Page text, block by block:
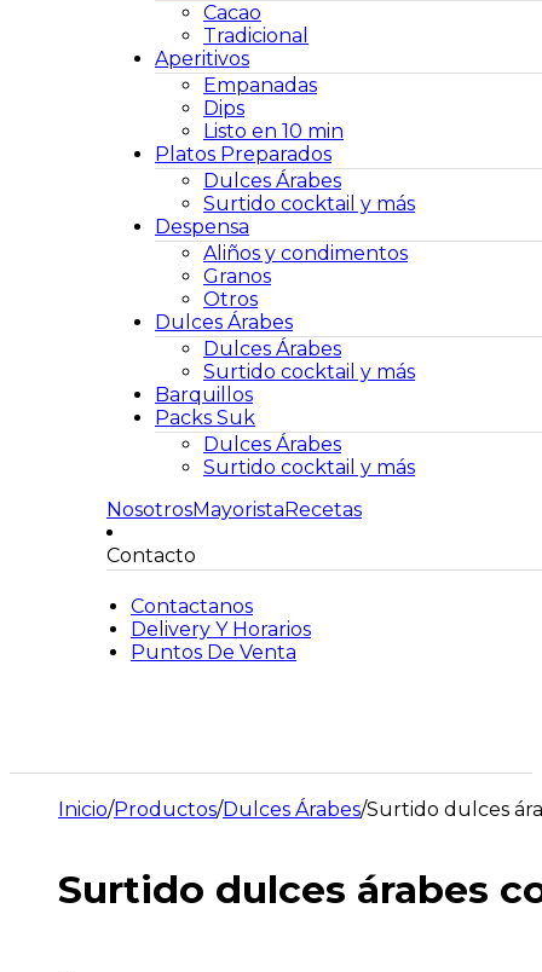
Cacao
Tradicional
Aperitivos
Empanadas
Dips
Listo en 10 min
Platos Preparados
Dulces Árabes
Surtido cocktail y más
Despensa
Aliños y condimentos
Granos
Otros
Dulces Árabes
Dulces Árabes
Surtido cocktail y más
Barquillos
Packs Suk
Dulces Árabes
Surtido cocktail y más
NosotrosMayorista Recetas
Contacto
Contactanos
Delivery Y Horarios
Puntos De Venta
Inicio/Productos/Dulces Árabes/Surtido dulces
Surtido dulces árabes